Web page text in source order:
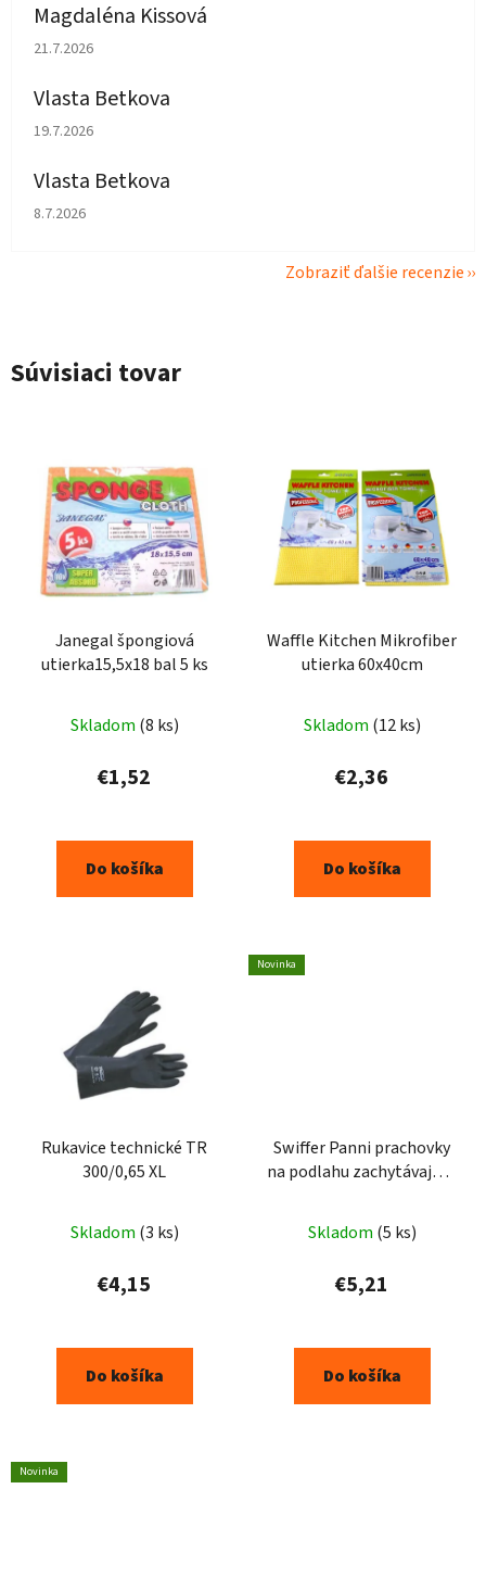
Magdaléna Kissová
Hodnotenie obchodu je 5 z 5 hviezdičiek.
21.7.2026
Vlasta Betkova
Hodnotenie obchodu je 5 z 5 hviezdičiek.
19.7.2026
Vlasta Betkova
Hodnotenie obchodu je 4 z 5 hviezdičiek.
8.7.2026
Zobraziť ďalšie recenzie
Súvisiaci tovar
Janegal špongiová
utierka15,5x18 bal 5 ks
Skladom (8 ks)
€1,52
Do košíka
Waffle Kitchen Mikrofiber
utierka 60x40cm
Skladom (12 ks)
€2,36
Do košíka
Rukavice technické TR
300/0,65 XL
Skladom (3 ks)
€4,15
Do košíka
Novinka
Swiffer Panni prachovky
na podlahu zachytávajúce
Skladom (5 ks)
€5,21
Do košíka
Novinka